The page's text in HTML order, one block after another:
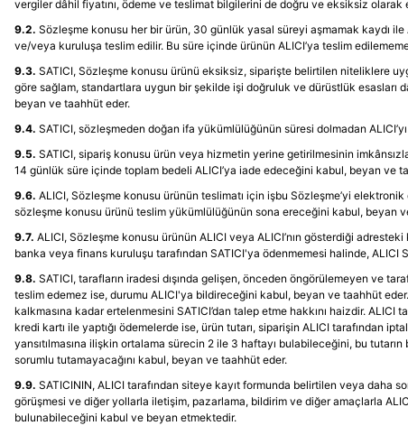
vergiler dâhil fiyatını, ödeme ve teslimat bilgilerini de doğru ve eksiksiz
9.2. Sözleşme konusu her bir ürün, 30 günlük yasal süreyi aşmamak kaydı ile
ve/veya kuruluşa teslim edilir. Bu süre içinde ürünün ALICI’ya teslim
9.3. SATICI, Sözleşme konusu ürünü eksiksiz, siparişte belirtilen niteliklere
göre sağlam, standartlara uygun bir şekilde işi doğruluk ve dürüstlük
beyan ve taahhüt eder.
9.4. SATICI, sözleşmeden doğan ifa yükümlülüğünün süresi dolmadan
9.5. SATICI, sipariş konusu ürün veya hizmetin yerine getirilmesinin
14 günlük süre içinde toplam bedeli ALICI’ya iade edeceğini kabul, beyan ve
9.6. ALICI, Sözleşme konusu ürünün teslimatı için işbu Sözleşme’yi
sözleşme konusu ürünü teslim yükümlülüğünün sona ereceğini kabul, beyan
9.7. ALICI, Sözleşme konusu ürünün ALICI veya ALICI’nın gösterdiği
banka veya finans kuruluşu tarafından SATICI'ya ödenmemesi halinde,
9.8. SATICI, tarafların iradesi dışında gelişen, önceden öngörülemeyen ve
teslim edemez ise, durumu ALICI'ya bildireceğini kabul, beyan ve taahhüt
kalkmasına kadar ertelenmesini SATICI’dan talep etme hakkını haizdir.
kredi kartı ile yaptığı ödemelerde ise, ürün tutarı, siparişin ALICI tarafından
yansıtılmasına ilişkin ortalama sürecin 2 ile 3 haftayı bulabileceğini, bu
sorumlu tutamayacağını kabul, beyan ve taahhüt eder.
9.9. SATICININ, ALICI tarafından siteye kayıt formunda belirtilen veya daha
görüşmesi ve diğer yollarla iletişim, pazarlama, bildirim ve diğer amaçlarla
bulunabileceğini kabul ve beyan etmektedir.